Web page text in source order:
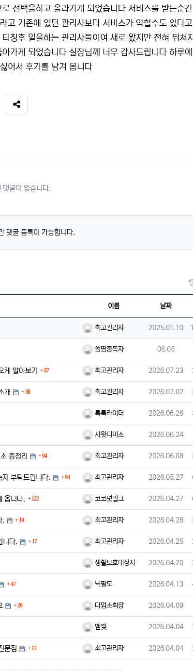
선택을하고 올라가게 되었습니다 서비스를 받는순
고 기존에 있던 관리사보다 서비스가 약할수도 있다
칭후 일을하는 관리사들이여 새로 왔지만 전혀 뒤쳐
가게 되었습니다 실장님께 너무 감사드립니다 하루
어서 후기를 남겨 봅니다
SNS 공유
댓글이 없습니다.
댓글 등록이 가능합니다.
이름 날짜
등록자최고관리자 등록일
2025.01.10
등록자쏨땀중독자 등록일
08.05
케 알아보기 댓글
87 등록자최고관리자 등록일
2026.07.23
개 댓글
38 등록자최고관리자 등록일
2026.07.02
등록자툭툭라이더 등록일
2026.06.26
등록자사왓디미소 등록일
2026.06.24
총정리 댓글
94 등록자최고관리자 등록일
2026.06.08
부탁드립니다. 댓글
94 등록자최고관리자 등록일
2026.05.27
옵니다. 댓글
122 등록자코코넛밀크 등록일
2026.04.27
. 댓글
10 등록자최고관리자 등록일
2026.04.26
니다. 댓글
17 등록자최고관리자 등록일
2026.04.25
등록자생활보호대상자 등록일
2026.04.20
댓글
47 등록자닉팔도 등록일
2026.04.13
댓글
20 등록자다업소회장 등록일
2026.04.09
등록자맴찢 등록일
2026.04.04
문점 댓글
17 등록자최고관리자 등록일
2026.04.04